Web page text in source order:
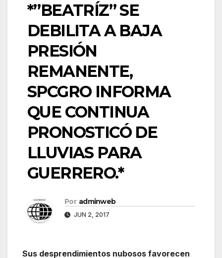
*”BEATRÍZ” SE
DEBILITA A BAJA
PRESIÓN
REMANENTE,
SPCGRO INFORMA
QUE CONTINUA
PRONOSTICÓ DE
LLUVIAS PARA
GUERRERO.*
Por adminweb
JUN 2, 2017
​Sus desprendimientos nubosos favorecen